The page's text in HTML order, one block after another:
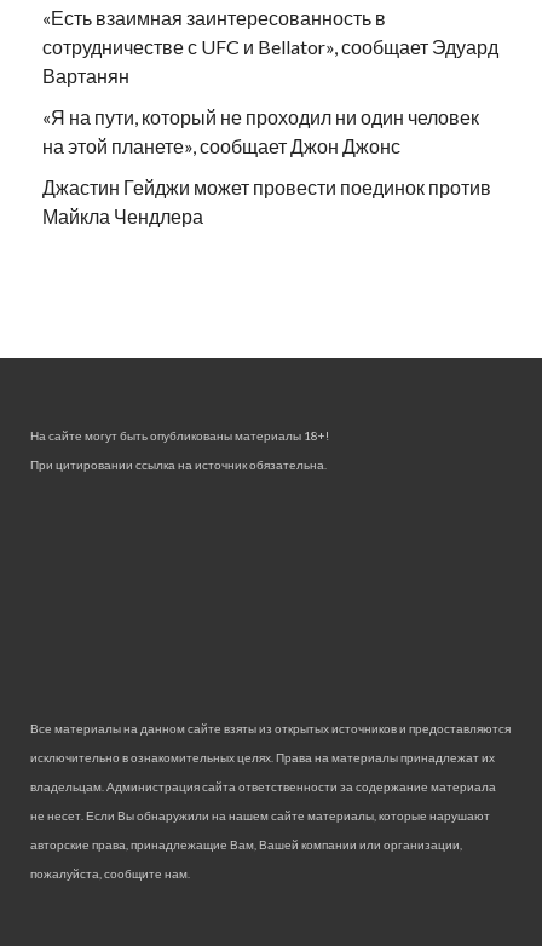
«Есть взаимная заинтересованность в
сотрудничестве с UFC и Bellator», сообщает Эдуард
Вартанян
«Я на пути, который не проходил ни один человек
на этой планете», сообщает Джон Джонс
Джастин Гейджи может провести поединок против
Майкла Чендлера
На сайте могут быть опубликованы материалы 18+!
При цитировании ссылка на источник обязательна.
Все материалы на данном сайте взяты из открытых источников и предоставляются
исключительно в ознакомительных целях. Права на материалы принадлежат их
владельцам. Администрация сайта ответственности за содержание материала
не несет. Если Вы обнаружили на нашем сайте материалы, которые нарушают
авторские права, принадлежащие Вам, Вашей компании или организации,
пожалуйста, сообщите нам.